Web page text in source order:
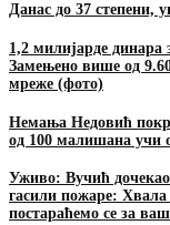
Данас до 37 степени,
1,2 милијарде
Замењено више од
мреже (фото)
Немања Недовић
од 100 малишана учи
Уживо: Вучић дочекао
гасили пожаре: Хвала
постараћемо се за